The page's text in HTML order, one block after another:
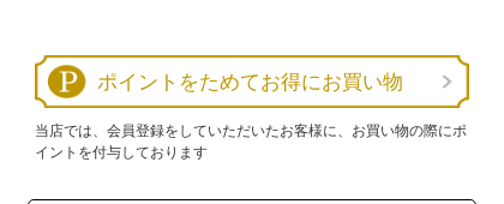
ポイントをためてお得にお買い物
当店では、会員登録をしていただいたお客様に、お買い物の際にポ
イントを付与しております